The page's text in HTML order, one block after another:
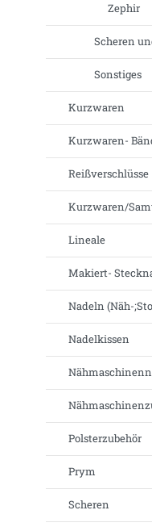
Zephir
Scheren
Sonstiges
Kurzwaren
Kurzwaren-
Reißverschlüsse
Kurzwaren/
Lineale
Makiert-
Nadeln (Näh-
Nadelkissen
Polsterzubehör
Prym
Scheren